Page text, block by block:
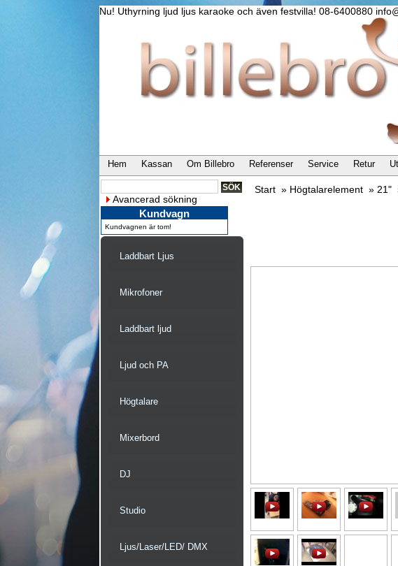
Nu! Uthyrning ljud ljus karaoke och även festvilla! 08-6400880
Hem Kassan Om Billebro Referenser Service Retur
Avancerad sökning
Kundvagn
Kundvagnen är tom!
Laddbart Ljus
Mikrofoner
Laddbart ljud
Ljud och PA
Högtalare
Mixerbord
DJ
Studio
Ljus/Laser/LED/ DMX
Start » Högtalarelement » 21"